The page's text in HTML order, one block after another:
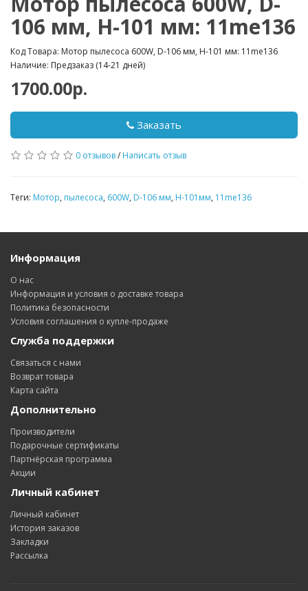
106 мм, H-101 мм: 11me136
Код Товара: Мотор пылесоса 600W, D-106 мм, H-101 мм: 11me136
Наличие: Предзаказ (14-21 дней)
1700.00р.
Заказать
0 отзывов/ Написать отзыв
Теги: Мотор, пылесоса, 600W, D-106 мм, H-101мм, 11me136
Информация
О нас
Информация и условия о доставке товара
Политика безопасности
Условия соглашения о купле-продаже
Служба поддержки
Связаться с нами
Возврат товара
Карта сайта
Дополнительно
Производители
Подарочные сертификаты
Партнёрская программа
Акции
Личный кабинет
Личный кабинет
История заказов
Закладки
Рассылка